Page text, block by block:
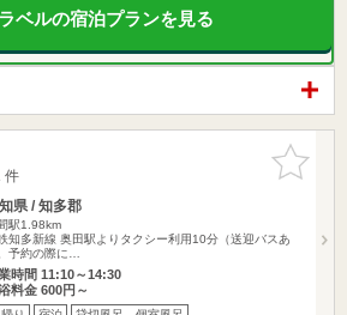
ベルの宿泊プランを見る
お気に入
りに追加
件
県 / 知多郡
駅1.98km
知多新線 奥田駅よりタクシー利用10分（送迎バスあ
予約の際に…
時間 11:10～14:30
料金 600円～